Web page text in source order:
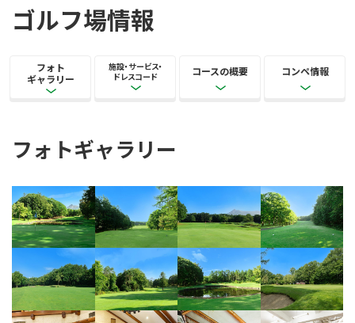
ゴルフ場情報
フォト
ギャラリー
施設・サービス・
ドレスコード
コースの概要 コンペ情報
フォトギャラリー